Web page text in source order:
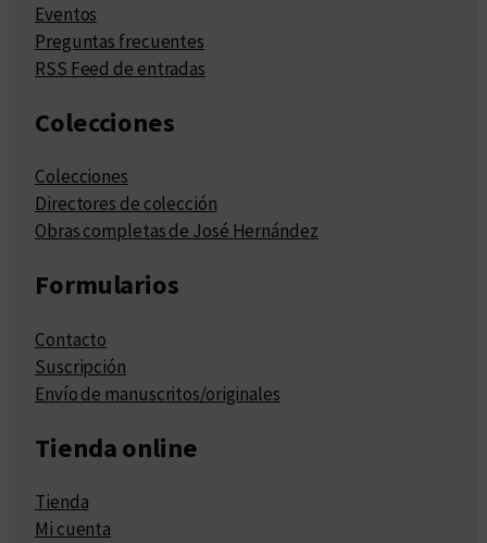
Eventos
Preguntas frecuentes
RSS Feed de entradas
Colecciones
Colecciones
Directores de colección
Obras completas de José Hernández
Formularios
Contacto
Suscripción
Envío de manuscritos/originales
Tienda online
Tienda
Mi cuenta